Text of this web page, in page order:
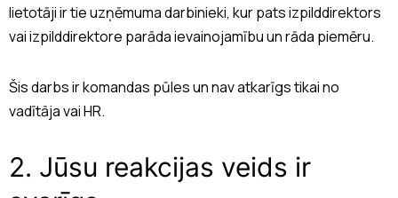
lietotāji ir tie uzņēmuma darbinieki, kur pats izpilddirektors
vai izpilddirektore parāda ievainojamību un rāda piemēru.
Šis darbs ir komandas pūles un nav atkarīgs tikai no
vadītāja vai HR.
2. Jūsu reakcijas veids ir